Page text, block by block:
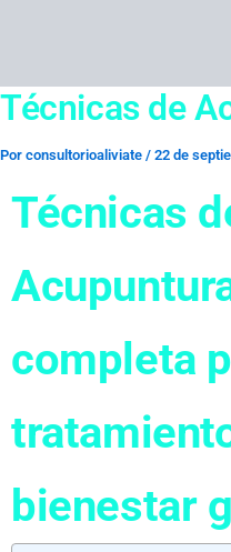
contenido
Técnicas de
Por consultorioaliviate / 22 de
Técnicas
completa
bienestar